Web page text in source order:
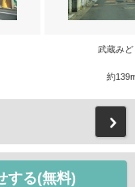
武蔵み
約
する(無料)